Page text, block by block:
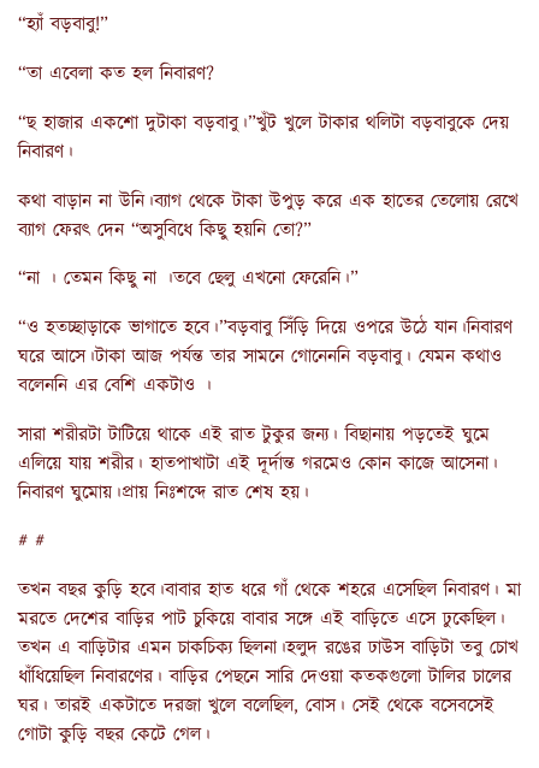
“হ্যাঁ বড়বাবু!”
“তা এবেলা কত হল নিবারণ?
“ছ হাজার একশো দুটাকা বড়বাবু।”খুঁট খুলে টাকার থলিটা বড়বাবুকে দেয়
নিবারণ।
কথা বাড়ান না উনি।ব্যাগ থেকে টাকা উপুড় করে এক হাতের তেলোয় রেখে
ব্যাগ ফেরৎ দেন “অসুবিধে কিছু হয়নি তো?”
“না । তেমন কিছু না ।তবে ছেলু এখনো ফেরেনি।”
“ও হতচ্ছাড়াকে ভাগাতে হবে।”বড়বাবু সিঁড়ি দিয়ে ওপরে উঠে যান।নিবারণ
ঘরে আসে।টাকা আজ পর্যন্ত তার সামনে গোনেননি বড়বাবু। যেমন কথাও
বলেননি এর বেশি একটাও ।
সারা শরীরটা টাটিয়ে থাকে এই রাত টুকুর জন্য। বিছানায় পড়তেই ঘুমে
এলিয়ে যায় শরীর। হাতপাখাটা এই দূর্দান্ত গরমেও কোন কাজে আসেনা।
নিবারণ ঘুমোয়।প্রায় নিঃশব্দে রাত শেষ হয়।
# #
তখন বছর কুড়ি হবে।বাবার হাত ধরে গাঁ থেকে শহরে এসেছিল নিবারণ। মা
মরতে দেশের বাড়ির পাট চুকিয়ে বাবার সঙ্গে এই বাড়িতে এসে ঢুকেছিল।
তখন এ বাড়িটার এমন চাকচিক্য ছিলনা।হলুদ রঙের ঢাউস বাড়িটা তবু চোখ
ধাঁধিয়েছিল নিবারণের। বাড়ির পেছনে সারি দেওয়া কতকগুলো টালির চালের
ঘর। তারই একটাতে দরজা খুলে বলেছিল, বোস। সেই থেকে বসেবসেই
গোটা কুড়ি বছর কেটে গেল।